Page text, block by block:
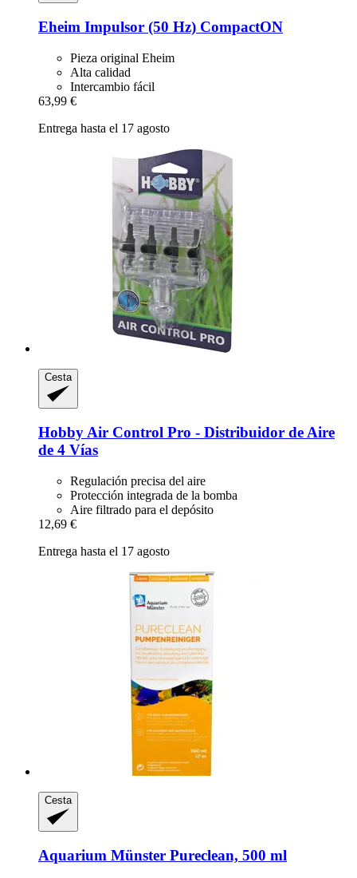
Eheim Impulsor (50 Hz) CompactON
Pieza original Eheim
Alta calidad
Intercambio fácil
63,99 €
Entrega hasta el 17 agosto
Cesta
Hobby Air Control Pro -​ Distribuidor de Aire
de 4 Vías
Regulación precisa del aire
Protección integrada de la bomba
Aire filtrado para el depósito
12,69 €
Entrega hasta el 17 agosto
Cesta
Aquarium Münster Pureclean, 500 ml